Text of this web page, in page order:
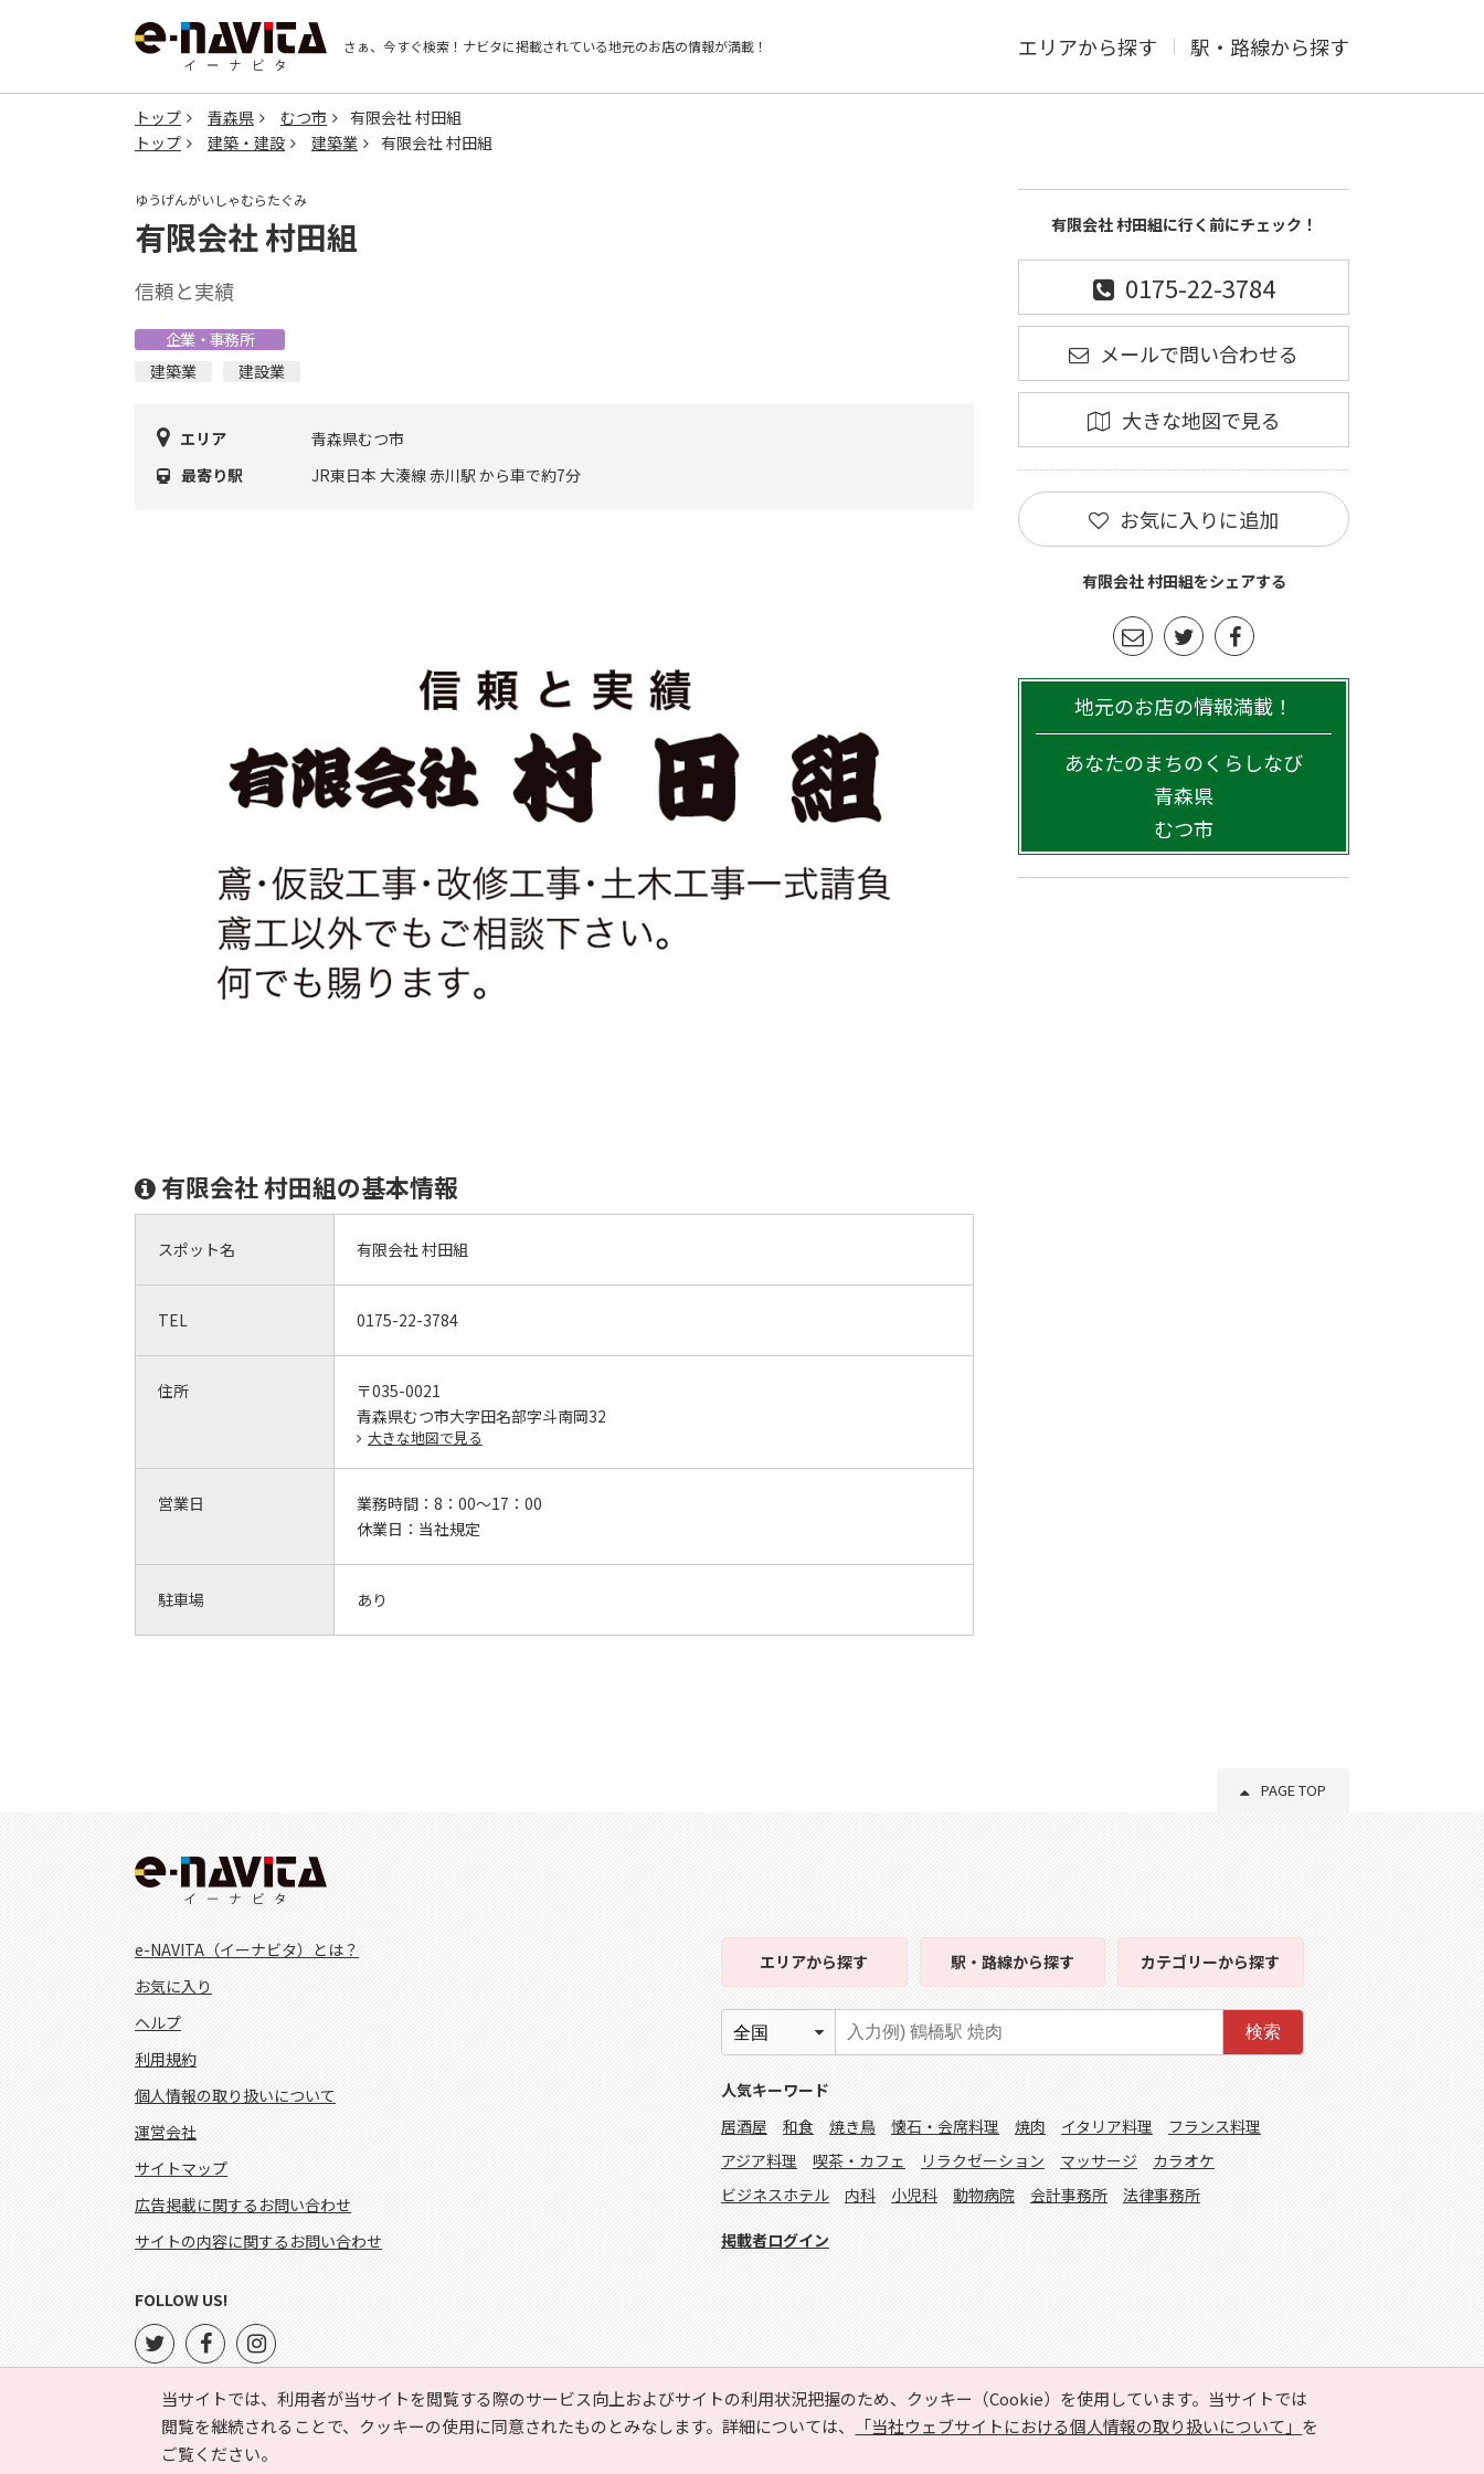
さぁ、今すぐ検索！ ナビタに掲載されている地元のお店の情報が満載！ エリアから探す 駅・路線から探す
トップ 青森県 むつ市
有限会社 村田組
トップ
建築・建設 建築業 有限会社 村田組
ゆうげんがいしゃむらたぐみ
有限会社 村田組
信頼と実績
企業・事務所
建築業
建設業
エリア
青森県むつ市
最寄り駅
JR東日本 大湊線 赤川駅 から車で約7分
有限会社 村田組の基本情報
スポット名 有限会社 村田組
TEL 0175-22-3784
住所
〒035-0021
青森県むつ市大字田名部字斗南岡32
大きな地図で見る
営業日 業務時間： 8：00～17：00
休業日： 当社規定
駐車場 あり
有限会社 村田組に行く前にチェック！
0175-22-3784
メールで問い合わせる
大きな地図で見る
お気に入りに追加
有限会社 村田組をシェアする
地元のお店の情報満載！
あなたのまちのくらしなび
青森県
むつ市
PAGE TOP
当サイトでは、利用者が当サイトを閲覧する際のサービス向上およびサイトの利用状況把握のため、クッキー（Cookie）を使用しています。当サイトでは
閲覧を継続されることで、クッキーの使用に同意されたものとみなします。詳細については、
「当社ウェブサイトにおける個人情報の取り扱いについて」 を
ご覧ください。
e-NAVITA（イーナビタ）とは？
お気に入り
ヘルプ
利用規約
個人情報の取り扱いについて
運営会社
サイトマップ
広告掲載に関するお問い合わせ
サイトの内容に関するお問い合わせ
エリアから探す 駅・路線から探す カテゴリーから探す
検索
人気キーワード
居酒屋
和食 焼き鳥 懐石・会席料理 焼肉 イタリア料理
フランス料理
アジア料理
喫茶・カフェ リラクゼーション マッサージ
カラオケ
ビジネスホテル
内科 小児科 動物病院 会計事務所 法律事務所
掲載者ログイン
FOLLOW US!
Copyright © HYOJITO.Co.,Ltd. All Rights Reserved.